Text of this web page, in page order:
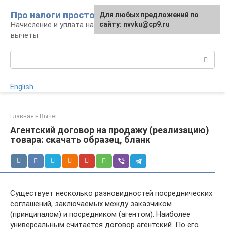
контенту
Про налоги просто
Начисление и уплата налогов, налоговые
вычеты
English
Главная » Вычет
Агентский договор на продажу (реализацию)
товара: скачать образец, бланк
Существует несколько разновидностей посреднических
соглашений, заключаемых между заказчиком
(принципалом) и посредником (агентом). Наиболее
универсальным считается договор агентский. По его
Для любых предложений по
сайту: nvvku@cp9.ru